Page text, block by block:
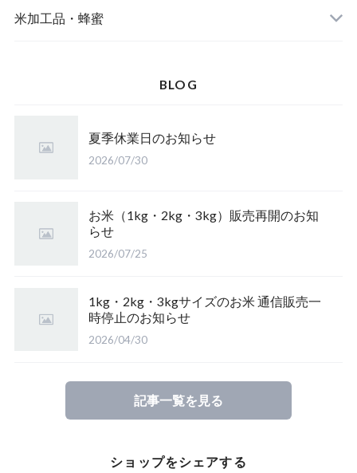
島根松江きぬむすめ(有機栽培米)
【完売】山形産 さわのはな（有機栽培米）
おやじの米 山形鶴岡産こしひかり
【完売】新潟燕産 こしひかり
JAたじま コウノトリ育むお米 こしひかり（兵
皇室献上米 こしひかり（長野）
特栽 笹屋のお米（オリジナル）
山形置賜産 山形95号
山形県置賜 こしひかり
たかはた つや姫（山形）
ひとめぼれ（山形）
新潟佐渡産 こしひかり
鳥取県産 江府米きぬむすめ
山形県置賜 こしひかり
米加工品・蜂蜜
【完売】岩手のアカシア蜜
【完売】四国山脈の山の蜜
BLOG
夏季休業日のお知らせ
2026/07/30
お米（1kg・2kg・3kg）販売再開のお知
らせ
2026/07/25
1kg・2kg・3kgサイズのお米 通信販売一
時停止のお知らせ
2026/04/30
記事一覧を見る
ショップをシェアする